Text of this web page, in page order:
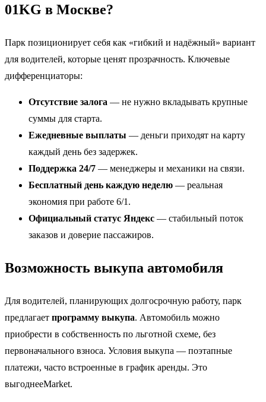
01KG в Москве?
Парк позиционирует себя как «гибкий и надёжный» вариант
для водителей, которые ценят прозрачность. Ключевые
дифференциаторы:
Отсутствие залога — не нужно вкладывать крупные
суммы для старта.
Ежедневные выплаты — деньги приходят на карту
каждый день без задержек.
Поддержка 24/7 — менеджеры и механики на связи.
Бесплатный день каждую неделю — реальная
экономия при работе 6/1.
Официальный статус Яндекс — стабильный поток
заказов и доверие пассажиров.
Возможность выкупа автомобиля
Для водителей, планирующих долгосрочную работу, парк
предлагает программу выкупа. Автомобиль можно
приобрести в собственность по льготной схеме, без
первоначального взноса. Условия выкупа — поэтапные
платежи, часто встроенные в график аренды. Это
выгоднееMarket.